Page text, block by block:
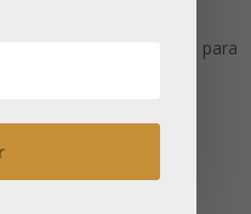
Necesitas estar registrado para